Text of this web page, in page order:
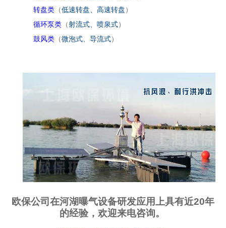
转盘类 （低速转盘、高速转盘 ）
循环泵类 （射流式、喷泉式）
鼓风类 （微泡式、导流式）
欧保公司在河湖曝气设备研发应用上具有近20年
的经验，欢迎来电咨询。